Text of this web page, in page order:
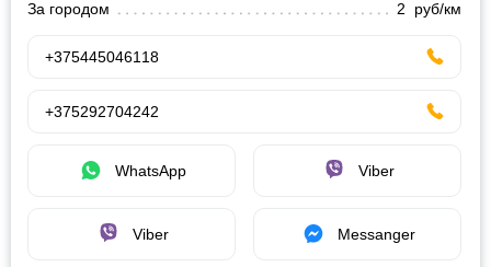
За городом
2 руб/км
+375445046118
+375292704242
WhatsApp Viber
Viber Messanger